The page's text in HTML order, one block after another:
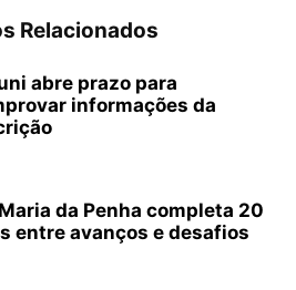
Relacionados
abre prazo para
informações da
da Penha completa 20
entre avanços e desafios